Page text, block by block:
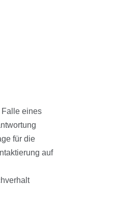
Falle eines
für die
auf